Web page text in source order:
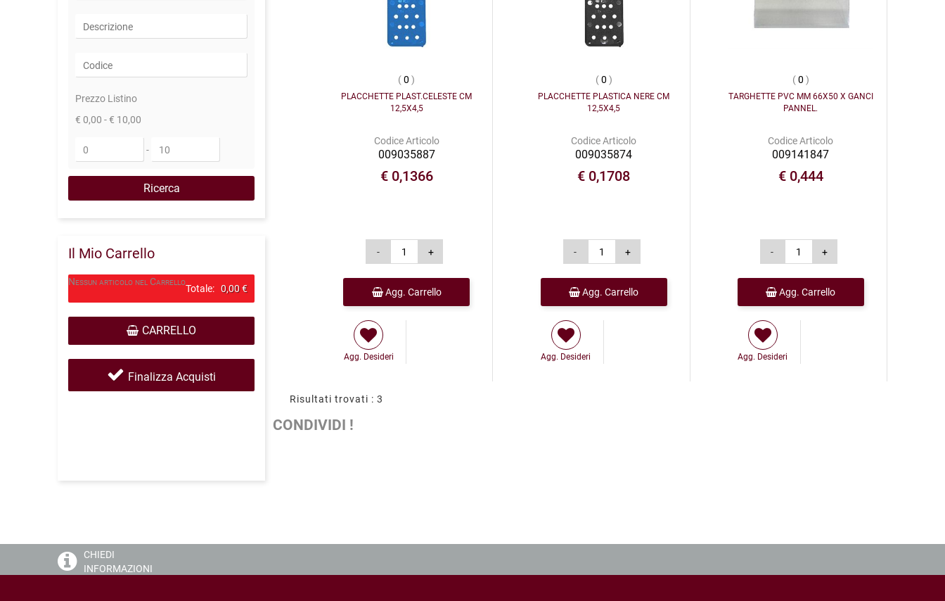
Prezzo Listino
€ 0,00 - € 10,00
-
Il Mio Carrello
Nessun articolo nel Carrello
Totale: 0,00 €
CARRELLO
Finalizza Acquisti
(0)
PLACCHETTE PLAST.CELESTE CM
12,5X4,5
Codice Articolo
009035887
€ 0,1366
Agg. Carrello
Agg. Desideri
(0 )
PLACCHETTE PLASTICA NERE CM
12,5X4,5
Codice Articolo
009035874
€ 0,1708
Agg. Carrello
Agg. Desideri
(0 )
TARGHETTE PVC MM 66X50 X GANCI
PANNEL.
Codice Articolo
009141847
€ 0,444
Agg. Carrello
Agg. Desideri
Risultati trovati : 3
CONDIVIDI !
CHIEDI
INFORMAZIONI